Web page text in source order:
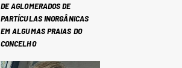
DE AGLOMERADOS DE
PARTÍCULAS INORGÂNICAS
EM ALGUMAS PRAIAS DO
CONCELHO